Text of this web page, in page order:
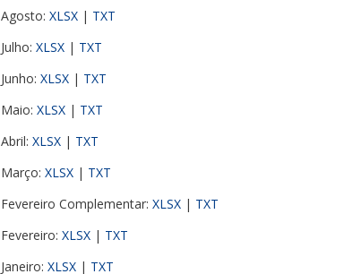
Agosto: XLSX | TXT
Julho: XLSX | TXT
Junho: XLSX | TXT
Maio: XLSX | TXT
Abril: XLSX | TXT
Março: XLSX | TXT
Fevereiro Complementar: XLSX | TXT
Fevereiro: XLSX | TXT
Janeiro: XLSX | TXT